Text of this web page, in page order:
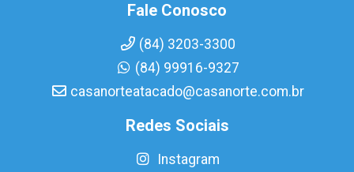
Fale Conosco
(84) 3203-3300
(84) 99916-9327
casanorteatacado@casanorte.com.br
Redes Sociais
Instagram